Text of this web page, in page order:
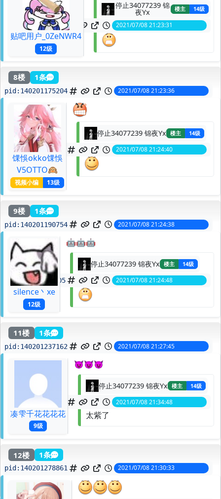
贴吧用户_0ZeNWR4
12级
停止34077239 锦
夜Yx 楼主 14级
140201174096 2021/07/08 21:23:31
8楼 1条
pid: 140201175204 2021/07/08 21:23:36
馃悞okko馃悞
V5OTTO🙉
视频小编 13级
停止34077239 锦夜Yx 楼主 14级
140201191239 2021/07/08 21:24:40
9楼 1条
pid: 140201190754 2021/07/08 21:24:38
silence丶xe
12级
🤖🤖🤖
停止34077239 锦夜Yx 楼主 14级
140201193405 2021/07/08 21:24:48
11楼 1条
pid: 140201237162 2021/07/08 21:27:45
凑雫千花花花花
9级
😈😈😈
停止34077239 锦夜Yx 楼主 14级
140201342564 2021/07/08 21:34:48
太紫了
12楼 1条
pid: 140201278861 2021/07/08 21:30:33